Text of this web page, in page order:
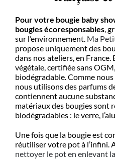
Pour votre bougie baby
bougies écoresponsables ,
sur l’environnement Ma
propose uniquement des
dans nos ateliers, en France.
végétale certifiée sans OGM
biodégradable Comme nous
nous utilisons des parfums
contiennent aucune
matériauxdes bougiessont
biodégradables : le verre,
Une fois que la bougie est
réutiliser votre pot à l’infini.
nettoyer le pot en enlevant